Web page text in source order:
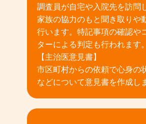
調査員が自宅や入院先を訪問
家族の協力のもと聞き取りや
行います。特記事項の確認や
ターによる判定も行われます。
【主治医意見書】
市区町村からの依頼で心身の
などについて意見書を作成し